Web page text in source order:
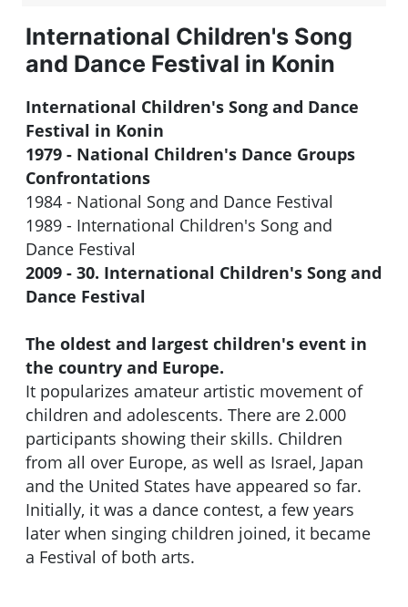
International Children's Song
and Dance Festival in Konin
International Children's Song and Dance
Festival in Konin
1979 - National Children's Dance Groups
Confrontations
1984 - National Song and Dance Festival
1989 - International Children's Song and
Dance Festival
2009 - 30. International Children's Song and
Dance Festival
The oldest and largest children's event in
the country and Europe.
It popularizes amateur artistic movement of
children and adolescents. There are 2.000
participants showing their skills. Children
from all over Europe, as well as Israel, Japan
and the United States have appeared so far.
Initially, it was a dance contest, a few years
later when singing children joined, it became
a Festival of both arts.